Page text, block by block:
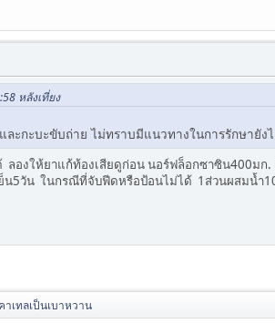
หลังเที่ยง
ะกะบะขับถ่าย ไม่ทราบมีแนวทางในการรักษายัง
ลองให้ยาแก้ท้องเสียดูก่อน นอร์ฟล็อกซาซิน400มก
น5วัน ในกรณีที่จับฟีดหรือป้อนไม่ได้ 1ส่วนผสมน้ำ
เทลเป็นเบาหวาน